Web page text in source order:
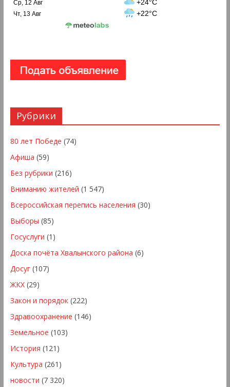
Ср, 12 Авг +24°C
Чт, 13 Авг +22°C
Рубрики
80 лет Победе (74)
Афиша (59)
Без рубрики (216)
Вниманию жителей (1 547)
Всероссийская перепись населения (30)
Выборы (85)
Госуслуги (1)
Доска почёта Хвалынского района (6)
Досуг(107)
ЖКХ(29)
Закон и порядок(222)
Здравоохранение (146)
Земельное (103)
История (121)
Культура (261)
новости (7 320)